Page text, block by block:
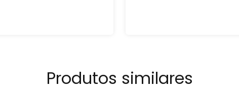
Produtos similares